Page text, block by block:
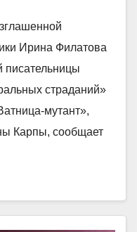
Ирина Филатова
писательницы
страданий»
мутант»,
Карпы, сообщает